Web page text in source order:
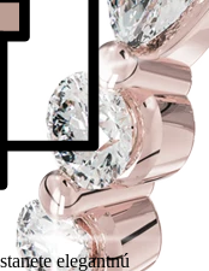
elegantnú